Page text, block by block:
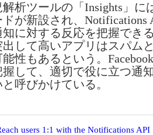
析ツールの「Insights」に
ドが新設され、Notifications
に対する反応を把握でき
して高いアプリはスパム
性もあるという。
して、適切で役に立つ通
呼びかけている。
users 1:1 with the Notifications API